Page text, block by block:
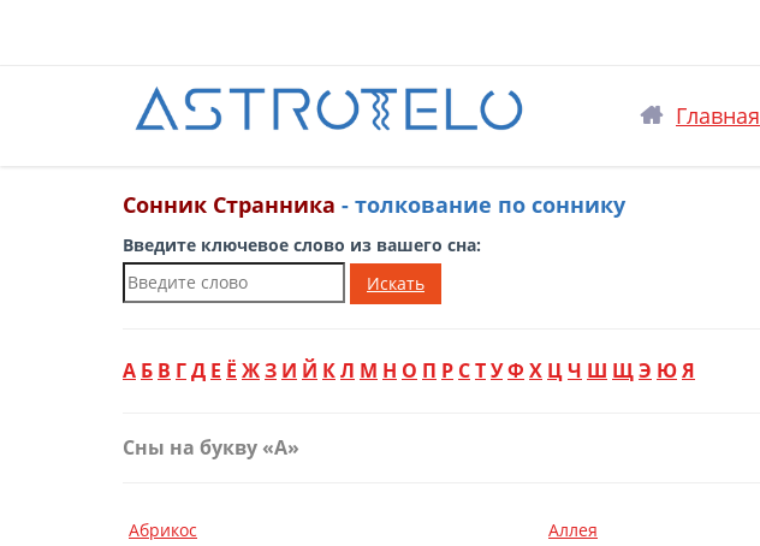
Главная
Сонник Странника - толкование по соннику
Введите ключевое слово из вашего сна:
Искать
А Б В ГД Е Ё ЖЗ И Й КЛ М Н О П Р СТУФ Х ЦЧ Ш ЩЭ ЮЯ
Сны на букву «А»
Абрикос Аллея